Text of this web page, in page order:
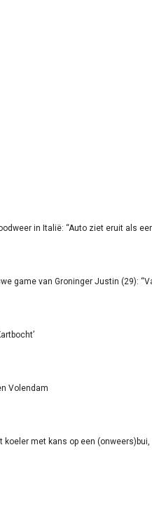
in Italië: “Auto ziet eruit als
game van Groninger Justin (29):
Volendam
met kans op een